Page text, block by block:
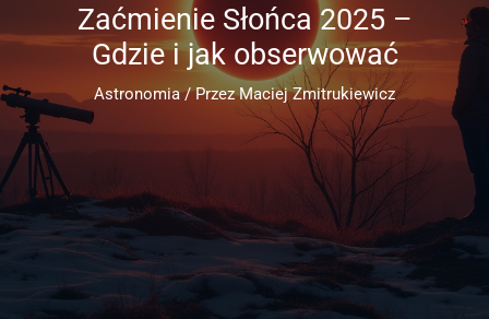
Zaćmienie Słońca 2025 –
Gdzie i jak obserwować
Astronomia/ PrzezMaciej Zmitrukiewicz